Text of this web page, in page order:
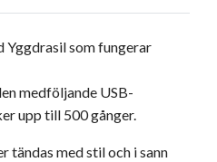
Yggdrasil som fungerar
medföljande USB-
upp till 500 gånger.
tändas med stil och i sann